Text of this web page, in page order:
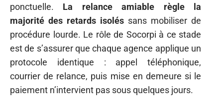
ponctuelle. La relance amiable règle la
majorité des retards isolés sans mobiliser de
procédure lourde. Le rôle de Socorpi à ce stade
est de s’assurer que chaque agence applique un
protocole identique : appel téléphonique,
courrier de relance, puis mise en demeure si le
paiement n’intervient pas sous quelques jours.